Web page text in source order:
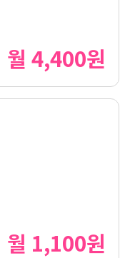
월 4,400원
월 1,100원